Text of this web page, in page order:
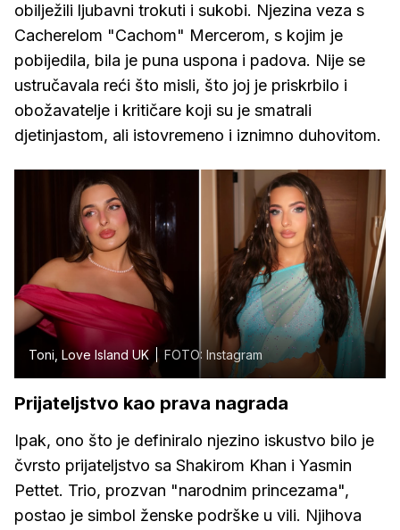
obilježili ljubavni trokuti i sukobi. Njezina veza s
Cacherelom "Cachom" Mercerom, s kojim je
pobijedila, bila je puna uspona i padova. Nije se
ustručavala reći što misli, što joj je priskrbilo i
obožavatelje i kritičare koji su je smatrali
djetinjastom, ali istovremeno i iznimno duhovitom.
Toni, Love Island UK FOTO: Instagram
Prijateljstvo kao prava nagrada
Ipak, ono što je definiralo njezino iskustvo bilo je
čvrsto prijateljstvo sa Shakirom Khan i Yasmin
Pettet. Trio, prozvan "narodnim princezama",
postao je simbol ženske podrške u vili. Njihova